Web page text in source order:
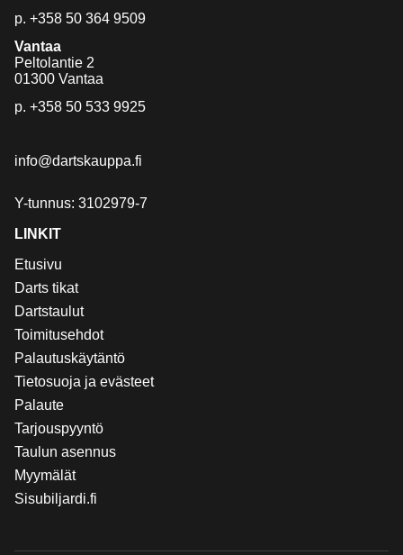
p. +358 50 364 9509
Vantaa
Peltolantie 2
01300 Vantaa
p. +358 50 533 9925
info@dartskauppa.fi
Y-tunnus: 3102979-7
LINKIT
Etusivu
Darts tikat
Dartstaulut
Toimitusehdot
Palautuskäytäntö
Tietosuoja ja evästeet
Palaute
Tarjouspyyntö
Taulun asennus
Myymälät
Sisubiljardi.fi